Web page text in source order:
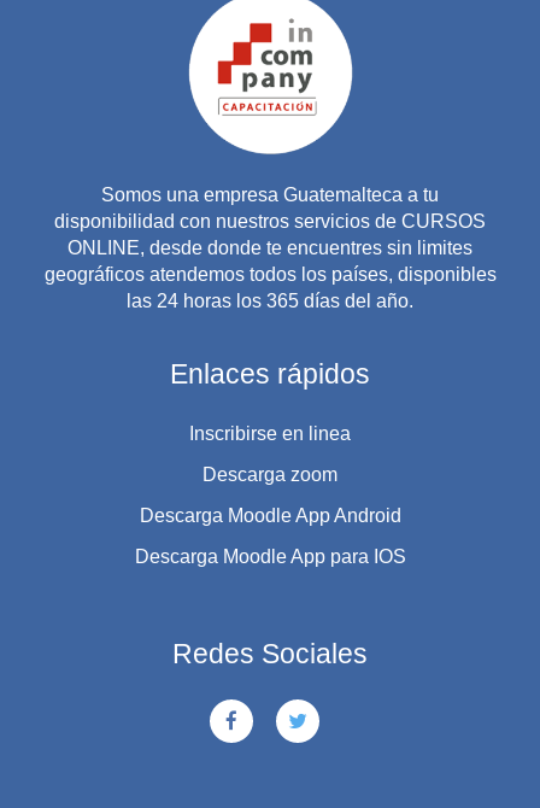
Somos una empresa Guatemalteca a tu
disponibilidad con nuestros servicios de CURSOS
ONLINE, desde donde te encuentres sin limites
geográficos atendemos todos los países, disponibles
las 24 horas los 365 días del año.
Enlaces rápidos
Inscribirse en linea
Descarga zoom
Descarga Moodle App Android
Descarga Moodle App para IOS
Redes Sociales